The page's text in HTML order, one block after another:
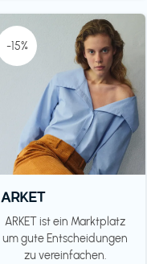
-15%
ARKET
ARKET ist ein Marktplatz
um gute Entscheidungen
zu vereinfachen.